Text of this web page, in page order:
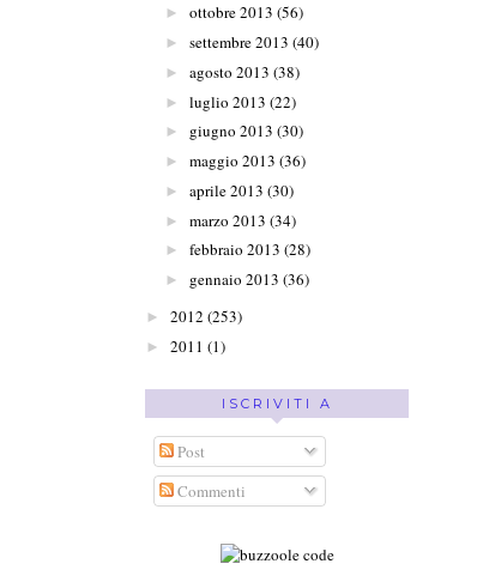
► ottobre 2013 (56)
► settembre 2013 (40)
► agosto 2013 (38)
► luglio 2013 (22)
► giugno 2013 (30)
► maggio 2013 (36)
► aprile 2013 (30)
► marzo 2013 (34)
► febbraio 2013 (28)
► gennaio 2013 (36)
► 2012 (253)
► 2011 (1)
ISCRIVITI A
Post
Commenti